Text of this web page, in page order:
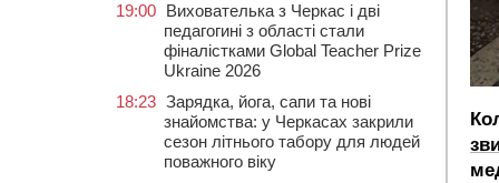
19:00 Вихователька з Черкас і дві
педагогині з області стали
фіналістками Global Teacher Prize
Ukraine 2026
18:23 Зарядка, йога, сапи та нові
знайомства: у Черкасах закрили
сезон літнього табору для людей
поважного віку